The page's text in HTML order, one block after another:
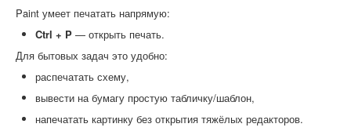
Paint умеет печатать напрямую:
Ctrl + P — открыть печать.
Для бытовых задач это удобно:
распечатать схему,
вывести на бумагу простую табличку/шаблон,
напечатать картинку без открытия тяжёлых редакторов.